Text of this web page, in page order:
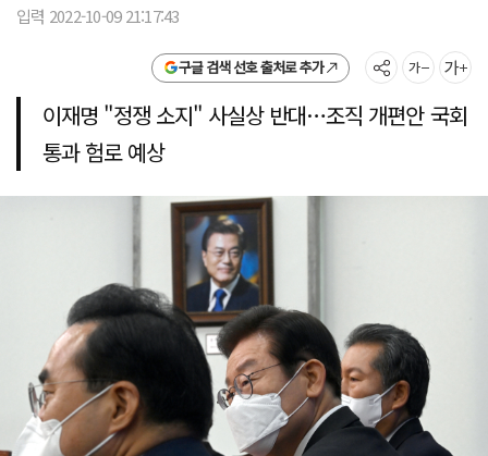
입력 2022-10-09 21:17:43
구글 검색 선호 출처로 추가
이재명 "정쟁 소지" 사실상 반대…조직 개편안 국회
통과 험로 예상